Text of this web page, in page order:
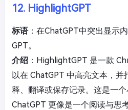
12. HighlightGPT
标语：在ChatGPT中突出显示
GPT。
介绍 ：HighlightGPT 是一款
以在 ChatGPT 中高亮文本，并
释、翻译或保存记录。这是一
ChatGPT 更像是一个阅读与思